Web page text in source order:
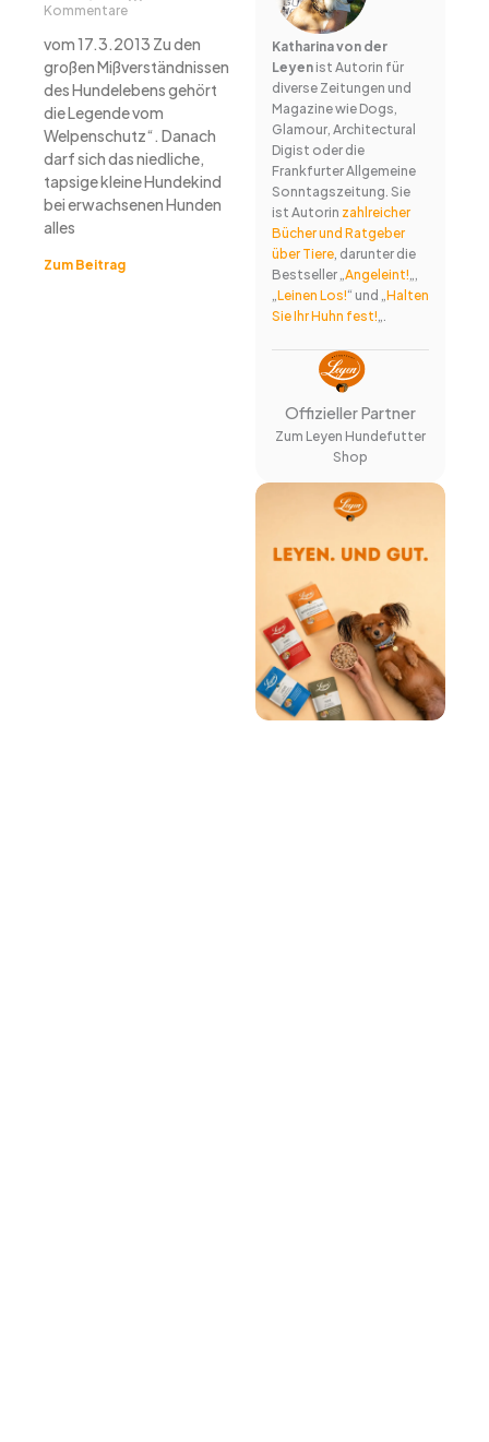
Kommentare
vom 17.3.2013 Zu den
großen Mißverständnissen
des Hundelebens gehört
die Legende vom
Welpenschutz“. Danach
darf sich das niedliche,
tapsige kleine Hundekind
bei erwachsenen Hunden
alles
Zum Beitrag
Katharina von der
Leyenist Autorin für
diverse Zeitungen und
Magazine wie Dogs,
Glamour, Architectural
Digist oder die
Frankfurter Allgemeine
Sonntagszeitung. Sie
ist Autorin zahlreicher
Bücher und Ratgeber
über Tiere, darunter die
Bestseller „Angeleint!„,
„Leinen Los!“ und „Halten
Sie Ihr Huhn fest!„.
Offizieller Partner
Zum Leyen Hundefutter
Shop